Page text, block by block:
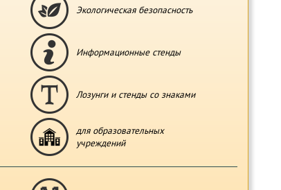
Экологическая безопасность
Информационные стенды
Лозунги и стенды со знаками
для образовательных
учреждений